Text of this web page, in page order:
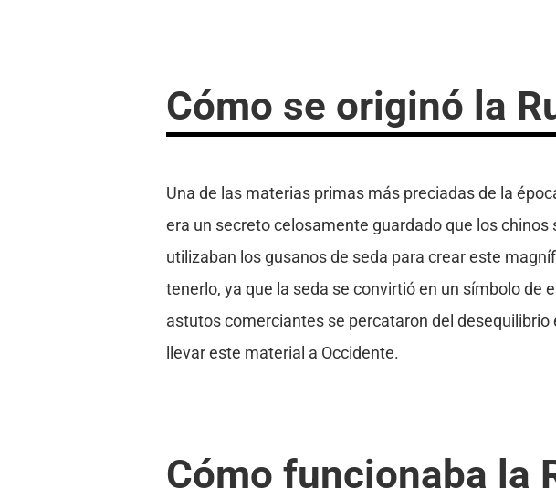
Cómo se originó la
Una de las materias primas más preciadas de la
era un secreto celosamente guardado que los
utilizaban los gusanos de seda para crear este
tenerlo, ya que la seda se convirtió en un símbolo
astutos comerciantes se percataron del
llevar este material a Occidente.
Cómo funcionaba la